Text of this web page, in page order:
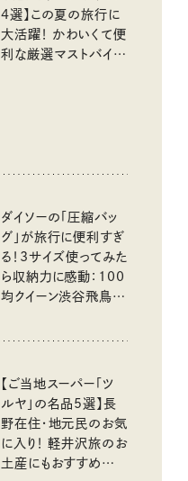
4選】この夏の旅行に
大活躍！ かわいくて便
利な厳選マストバイア
ダイソーの「圧縮バッ
グ」が旅行に便利すぎ
る！3サイズ使ってみた
ら収納力に感動：100
均クイーン渋谷飛鳥の
【ご当地スーパー「ツ
ルヤ」の名品5選】長
野在住・地元民のお気
に入り！ 軽井沢旅のお
土産にもおすすめのお